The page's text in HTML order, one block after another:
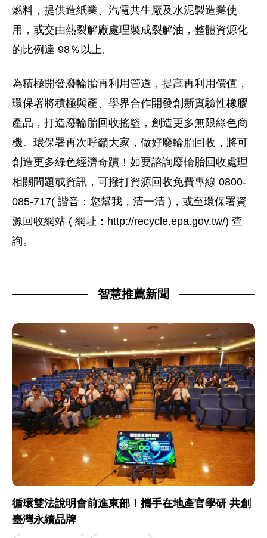
燃料，提供造紙業、汽電共生廠及水泥製造業使
用，或交由熱裂解廠處理製成裂解油，整體資源化
的比例達 98％以上。
為積極開發廢輪胎再利用管道，提高再利用價值，
環保署將積極與產、學界合作開發創新實驗性橡膠
產品，打造廢輪胎回收搖籃，創造更多無限綠色商
機。環保署再次呼籲大家，做好廢輪胎回收，將可
創造更多綠色經濟奇蹟！如要諮詢廢輪胎回收處理
相關問題或資訊，可撥打資源回收免費專線 0800-
085-717( 諧音：您幫我，清一清 )，或至環保署資
源回收網站 ( 網址：http://recycle.epa.gov.tw/) 查
詢。
智慧推薦新聞
循環雙法說明會前進東部！攜手在地產官學研 共創
臺灣永續品牌